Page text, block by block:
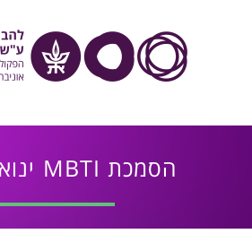
הסמכת MBTI ינואר 2024